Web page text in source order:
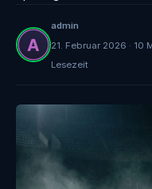
admin
21. Februar 2026 · 10
Lesezeit